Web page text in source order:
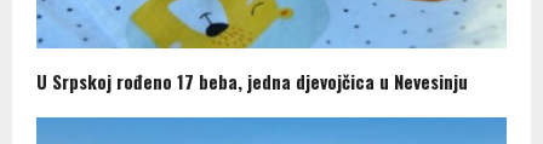
U Srpskoj rođeno 17 beba, jedna djevojčica u Nevesinju